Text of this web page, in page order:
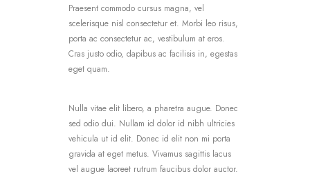
Praesent commodo cursus magna, vel
scelerisque nisl consectetur et. Morbi leo risus,
porta ac consectetur ac, vestibulum at eros.
Cras justo odio, dapibus ac facilisis in, egestas
eget quam.
Nulla vitae elit libero, a pharetra augue. Donec
sed odio dui. Nullam id dolor id nibh ultricies
vehicula ut id elit. Donec id elit non mi porta
gravida at eget metus. Vivamus sagittis lacus
vel augue laoreet rutrum faucibus dolor auctor.